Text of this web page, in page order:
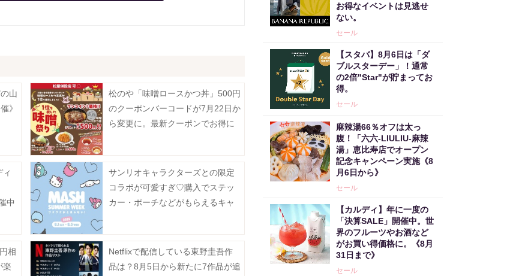
山
》
松のや「味噌ロースかつ丼」500円
のクーポンバーコードが7月22日か
ら変更に。最新クーポンでお得に
ィ
中
サンリオキャラクターズとの限定
コラボが可愛すぎ♡購入でステッ
カー・ポーチなどがもらえるキャ
相
楽
Netflixで配信している東野圭吾作
品は？8月5日から新たに7作品が追
お得なイベントは見逃せ
ない。
セール
【スタバ】8月6日は「ダ
ブルスターデー」！通常
の2倍"Star"が貯まってお
得。
セール
麻辣湯66％オフは太っ
腹！「六六-LIULIU-麻辣
湯」恵比寿店でオープン
記念キャンペーン実施《8
月6日から》
セール
【カルディ】年に一度の
「決算SALE」開催中。世
界のフルーツやお酒など
がお買い得価格に。《8月
31日まで》
セール